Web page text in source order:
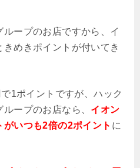
ープのお店ですから、イ
めきポイントが付いてき
1ポイントですが、ハック
ープのお店なら、 イオン
いつも2倍の2ポイント に